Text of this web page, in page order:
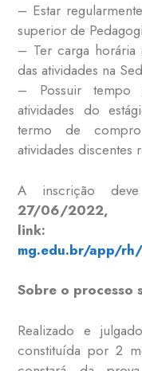
– Estar
superior de
– Ter carga horária
das atividades na
– Possuir tempo
atividades do
termo de
atividades discentes
A inscrição
27/06/
mg.edu.br/app/
Sobre o processo
Realizado e
constituída por 2